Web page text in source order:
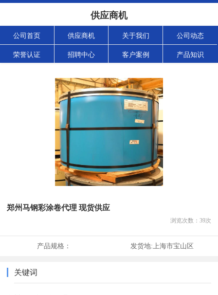
供应商机
公司首页 供应商机 关于我们 公司动态
荣誉认证 招聘中心 客户案例 产品知识
郑州马钢彩涂卷代理 现货供应
浏览次数： 39次
产品规格： 发货地: 上海市宝山区
关键词